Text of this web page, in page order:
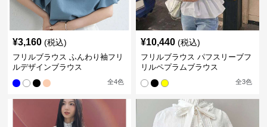
¥3,160 (税込)
フリルブラウス ふんわり袖フリ
ルデザインブラウス
全4色
¥10,440 (税込)
フリルブラウス パフスリーブフ
リルペプラムブラウス
全3色